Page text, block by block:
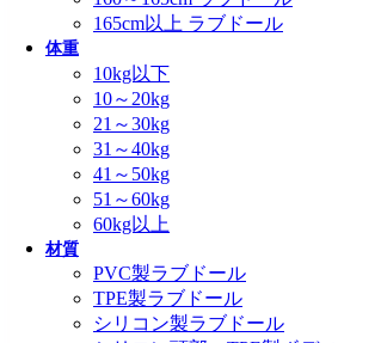
165cm以上 ラブドール
体重
10kg以下
10～20kg
21～30kg
31～40kg
41～50kg
51～60kg
60kg以上
材質
PVC製ラブドール
TPE製ラブドール
シリコン製ラブドール